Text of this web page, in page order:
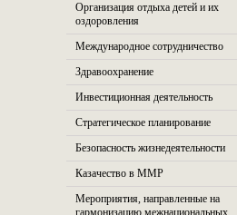
Организация отдыха детей и их
оздоровления
Международное сотрудничество
Здравоохранение
Инвестиционная деятельность
Стратегическое планирование
Безопасность жизнедеятельности
Казачество в ММР
Мероприятия, направленные на
гармонизацию межнациональных